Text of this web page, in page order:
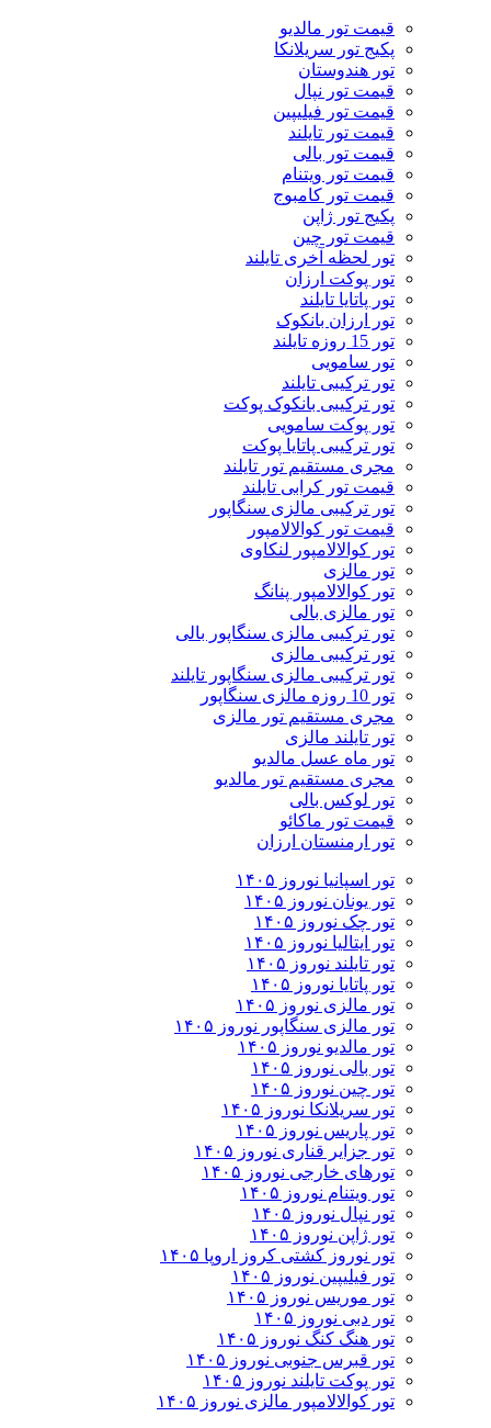
قیمت تور مالدیو
پکیج تور سریلانکا
تور هندوستان
قیمت تور نپال
قیمت تور فیلیپین
قیمت تور تایلند
قیمت تور بالی
قیمت تور ویتنام
قیمت تور کامبوج
پکیج تور ژاپن
قیمت تور چین
تور لحظه آخری تایلند
تور پوکت ارزان
تور پاتايا تايلند
تور ارزان بانکوک
تور 15 روزه تایلند
تور سامویی
تور ترکیبی تایلند
تور ترکیبی بانکوک پوکت
تور پوکت سامویی
تور ترکیبی پاتایا پوکت
مجری مستقیم تور تایلند
قیمت تور کرابی تایلند
تور ترکیبی مالزی سنگاپور
قیمت تور کوالالامپور
تور کوالالامپور لنکاوی
تور مالزی
تور کوالالامپور پنانگ
تور مالزی بالی
تور ترکیبی مالزی سنگاپور بالی
تور ترکیبی مالزی
تور ترکیبی مالزی سنگاپور تایلند
تور 10 روزه مالزی سنگاپور
مجری مستقیم تور مالزی
تور تایلند مالزی
تور ماه عسل مالدیو
مجری مستقیم تور مالدیو
تور لوکس بالی
قیمت تور ماکائو
تور ارمنستان ارزان
تور اسپانیا نوروز ۱۴۰۵
تور یونان نوروز ۱۴۰۵
تور چک نوروز ۱۴۰۵
تور ایتالیا نوروز ۱۴۰۵
تور تایلند نوروز ۱۴۰۵
تور پاتایا نوروز ۱۴۰۵
تور مالزی نوروز ۱۴۰۵
تور مالزی سنگاپور نوروز ۱۴۰۵
تور مالدیو نوروز ۱۴۰۵
تور بالی نوروز ۱۴۰۵
تور چين نوروز ۱۴۰۵
تور سریلانکا نوروز ۱۴۰۵
تور پاریس نوروز ۱۴۰۵
تور جزایر قناری نوروز ۱۴۰۵
تورهای خارجی نوروز ۱۴۰۵
تور ویتنام نوروز ۱۴۰۵
تور نپال نوروز ۱۴۰۵
تور ژاپن نوروز ۱۴۰۵
تور نوروز کشتی کروز اروپا ۱۴۰۵
تور فیلیپین نوروز ۱۴۰۵
تور موریس نوروز ۱۴۰۵
تور دبی نوروز ۱۴۰۵
تور هنگ کنگ نوروز ۱۴۰۵
تور قبرس جنوبی نوروز ۱۴۰۵
تور پوکت تایلند نوروز ۱۴۰۵
تور کوالالامپور مالزی نوروز ۱۴۰۵